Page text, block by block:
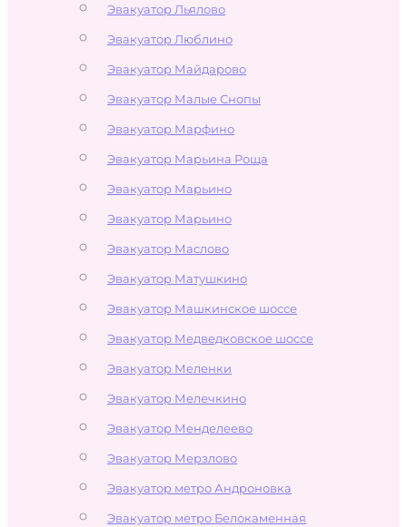
Эвакуатор Льялово
Эвакуатор Люблино
Эвакуатор Майдарово
Эвакуатор Малые Снопы
Эвакуатор Марфино
Эвакуатор Марьина Роща
Эвакуатор Марьино
Эвакуатор Марьино
Эвакуатор Маслово
Эвакуатор Матушкино
Эвакуатор Машкинское шоссе
Эвакуатор Медведковское шоссе
Эвакуатор Меленки
Эвакуатор Мелечкино
Эвакуатор Менделеево
Эвакуатор Мерзлово
Эвакуатор метро Андроновка
Эвакуатор метро Белокаменная